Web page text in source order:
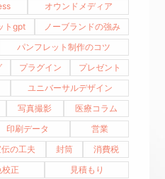
オウンドメディア
トgpt
ノーブランドの強み
パンフレット制作のコツ
プラグイン
プレゼント
ユニバーサルデザイン
写真撮影
医療コラム
印刷データ
営業
の工夫 封筒
消費税
校正 見積もり